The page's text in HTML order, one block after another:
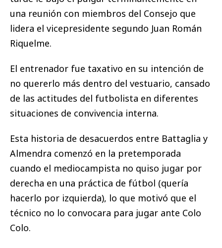
una reunión con miembros del Consejo que
lidera el vicepresidente segundo Juan Román
Riquelme.
El entrenador fue taxativo en su intención de
no quererlo más dentro del vestuario, cansado
de las actitudes del futbolista en diferentes
situaciones de convivencia interna.
Esta historia de desacuerdos entre Battaglia y
Almendra comenzó en la pretemporada
cuando el mediocampista no quiso jugar por
derecha en una práctica de fútbol (quería
hacerlo por izquierda), lo que motivó que el
técnico no lo convocara para jugar ante Colo
Colo.